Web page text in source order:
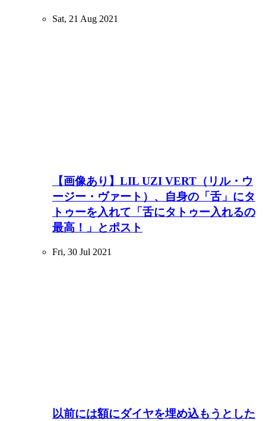
Sat, 21 Aug 2021
【画像あり】LIL UZI VERT（リル・ウ
ージー・ヴァート）、自身の「舌」にタ
トゥーを入れて「舌にタトゥー入れるの
最高！」とポスト
Fri, 30 Jul 2021
以前には額にダイヤを埋め込もうとした